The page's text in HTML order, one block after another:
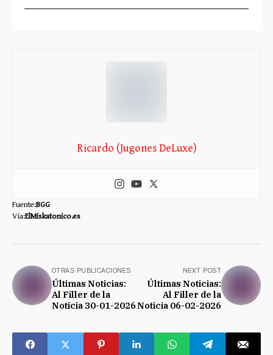
Ricardo (Jugones DeLuxe)
Fuente:BGG
Via:ElMiskatonico.es
OTRAS PUBLICACIONES
Últimas Noticias:
Al Filler de la
Noticia 30-01-2026
NEXT POST
Últimas Noticias:
Al Filler de la
Noticia 06-02-2026